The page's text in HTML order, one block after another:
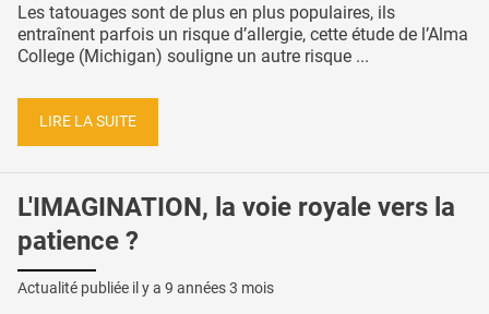
Les tatouages ​​sont de plus en plus populaires, ils
entraînent parfois un risque d’allergie, cette étude de l’Alma
College (Michigan) souligne un autre risque ...
LIRE LA SUITE
L'IMAGINATION, la voie royale vers la
patience ?
Actualité publiée il y a 9 années 3 mois